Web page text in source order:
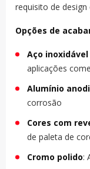
requisito de
Opções de
Aço
aplicações
Alumínio
corrosão
Cores com
de paleta de
Cromo polido: